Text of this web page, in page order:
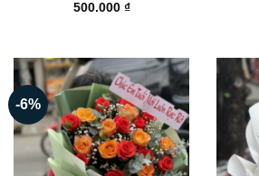
500.000 ₫
-6%